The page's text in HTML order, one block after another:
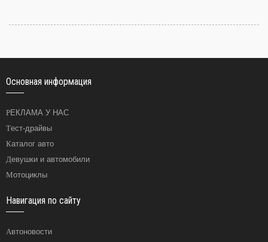
Основная информация
РЕКЛАМА У НАС
Тест-драйвы
Каталог авто
Девушки и автомобили
Мотоциклы
Навигация по сайту
Автоновости